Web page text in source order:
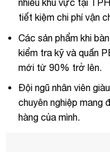
nhiều khu vực tại
tiết kiệm chi phí vận
Các sản phẩm khi
kiểm tra kỹ và quấn
mới từ 90% trở lên.
Đội ngũ nhân viên
chuyên nghiệp mang
hàng của mình.